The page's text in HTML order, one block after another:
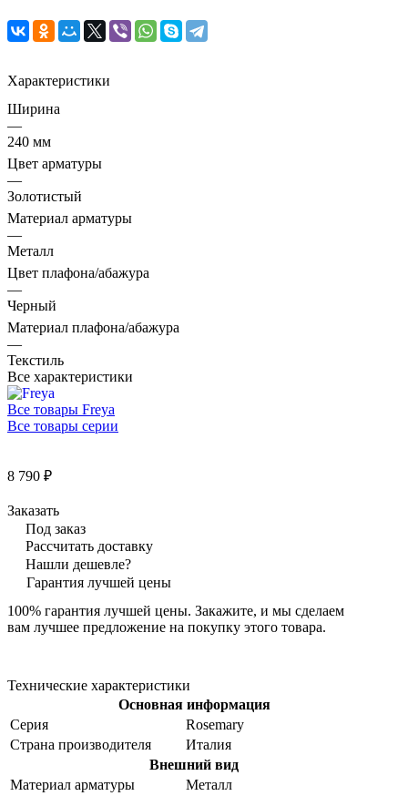
Характеристики
Ширина
—
240 мм
Цвет арматуры
—
Золотистый
Материал арматуры
—
Металл
Цвет плафона/абажура
—
Черный
Материал плафона/абажура
—
Текстиль
Все характеристики
Все товары Freya
Все товары серии
8 790 ₽
Заказать
Под заказ
Рассчитать доставку
Нашли дешевле?
Гарантия лучшей цены
100% гарантия лучшей цены. Закажите, и мы сделаем
вам лучшее предложение на покупку этого товара.
Технические характеристики
Основная информация
Серия
Rosemary
Страна производителя
Италия
Внешний вид
Материал арматуры
Металл